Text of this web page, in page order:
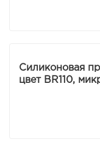
Силиконовая
цвет BR110,